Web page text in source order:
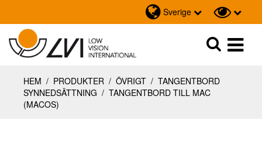
Sverige
Sök
HEM / PRODUKTER / ÖVRIGT / TANGENTBORD
SYNNEDSÄTTNING / TANGENTBORD TILL MAC
(MACOS)